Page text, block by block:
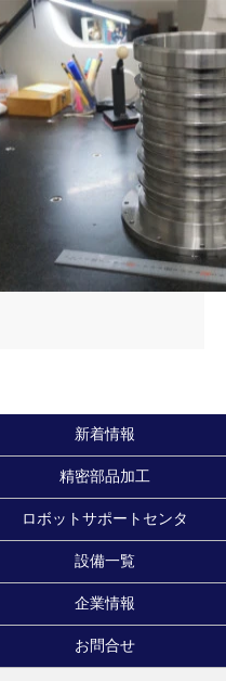
、平面研磨、円筒研
新着情報
精密部品加工
ロボットサポートセンタ
設備一覧
企業情報
お問合せ